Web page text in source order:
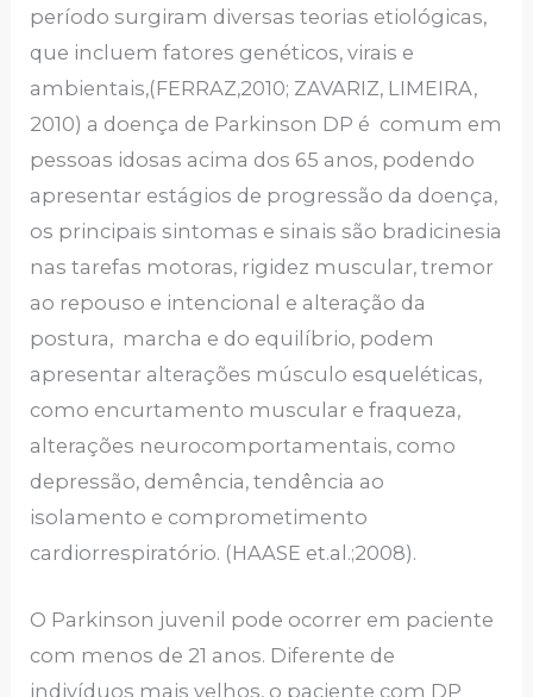
período surgiram diversas teorias etiológicas,
que incluem fatores genéticos, virais e
ambientais,(FERRAZ,2010; ZAVARIZ, LIMEIRA,
2010) a doença de Parkinson DP é comum em
pessoas idosas acima dos 65 anos, podendo
apresentar estágios de progressão da doença,
os principais sintomas e sinais são bradicinesia
nas tarefas motoras, rigidez muscular, tremor
ao repouso e intencional e alteração da
postura, marcha e do equilíbrio, podem
apresentar alterações músculo esqueléticas,
como encurtamento muscular e fraqueza,
alterações neurocomportamentais, como
depressão, demência, tendência ao
isolamento e comprometimento
cardiorrespiratório. (HAASE et.al.;2008).
O Parkinson juvenil pode ocorrer em paciente
com menos de 21 anos. Diferente de
indivíduos mais velhos, o paciente com DP